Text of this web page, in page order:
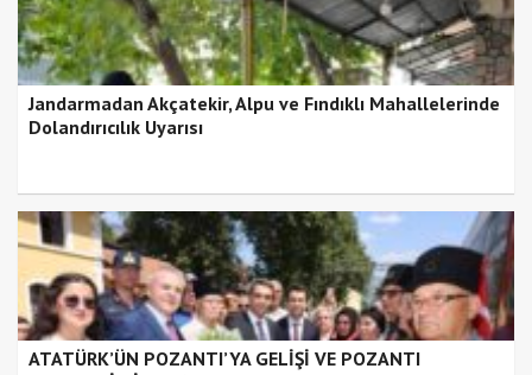
Jandarmadan Akçatekir, Alpu ve Fındıklı Mahallelerinde
Dolandırıcılık Uyarısı
ATATÜRK’ÜN POZANTI’YA GELİŞİ VE POZANTI